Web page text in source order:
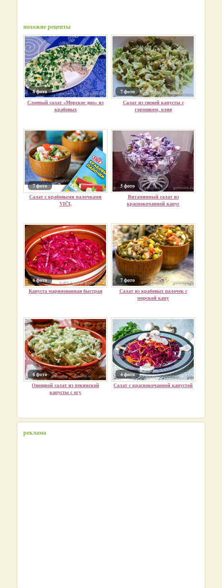
похожие рецепты
8 фото
Слоеный салат «Морское дно» из
крабовых
7 фото
Салат из свежей капусты с
горошком, олив
7 фото
Салат с крабовыми палочками
VIČI,
5 фото
Витаминный салат из
краснокочанной капус
6 фото
Капуста маринованная быстрая
7 фото
Салат из крабовых палочек с
морской капу
6 фото
Овощной салат из пекинской
капусты с огу
4 фото
Салат с краснокочанной капустой
реклама